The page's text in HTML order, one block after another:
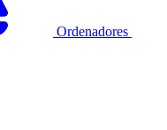
Ordenadores